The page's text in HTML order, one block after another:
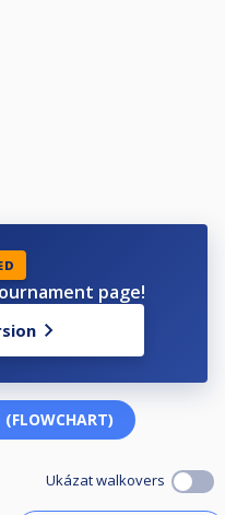
page!
(FLOWCHART)
Ukázat walkovers